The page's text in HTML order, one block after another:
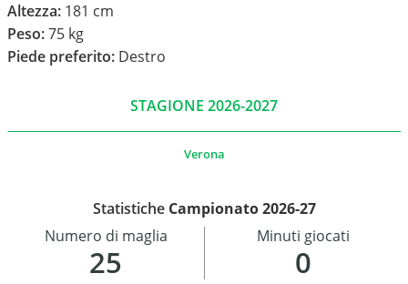
Altezza: 181 cm
Peso:75 kg
Piede preferito: Destro
STAGIONE 2026-2027
Verona
Statistiche Campionato 2026-27
25
Numero di maglia
0
Minuti giocati